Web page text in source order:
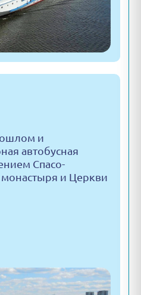
и
автобусная
Спасо-
и Церкви